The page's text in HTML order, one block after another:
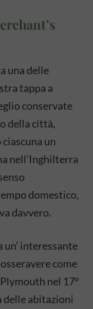
una delle
tappa a
conservate
della città,
un
nell’Inghilterra
domestico,
davvero.
un’ interessante
come
nel 17°
delle abitazioni